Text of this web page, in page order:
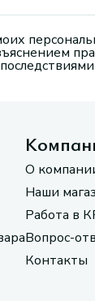
О
Наши
Работа в
Вопрос-
Контакты